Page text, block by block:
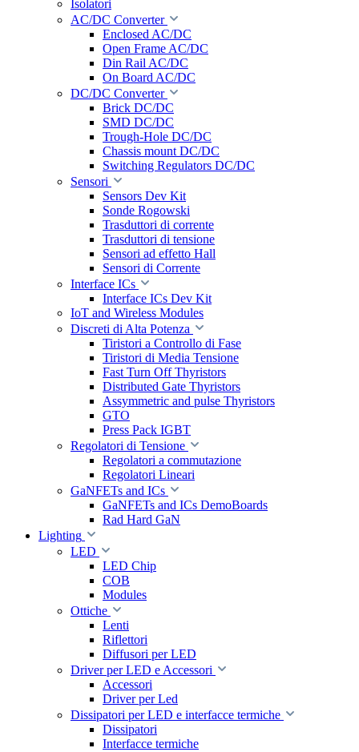
Isolatori
AC/DC Converter
Enclosed AC/DC
Open Frame AC/DC
Din Rail AC/DC
On Board AC/DC
DC/DC Converter
Brick DC/DC
SMD DC/DC
Trough-Hole DC/DC
Chassis mount DC/DC
Switching Regulators DC/DC
Sensori
Sensors Dev Kit
Sonde Rogowski
Trasduttori di corrente
Trasduttori di tensione
Sensori ad effetto Hall
Sensori di Corrente
Interface ICs
Interface ICs Dev Kit
IoT and Wireless Modules
Discreti di Alta Potenza
Tiristori a Controllo di Fase
Tiristori di Media Tensione
Fast Turn Off Thyristors
Distributed Gate Thyristors
Assymmetric and pulse Thyristors
GTO
Press Pack IGBT
Regolatori di Tensione
Regolatori a commutazione
Regolatori Lineari
GaNFETs and ICs
GaNFETs and ICs DemoBoards
Rad Hard GaN
Lighting
LED
LED Chip
COB
Modules
Ottiche
Lenti
Riflettori
Diffusori per LED
Driver per LED e Accessori
Accessori
Driver per Led
Dissipatori per LED e interfacce termiche
Dissipatori
Interfacce termiche